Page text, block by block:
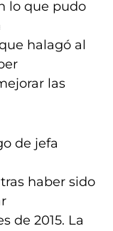
lo que pudo
halagó al
las
de jefa
haber sido
de 2015. La